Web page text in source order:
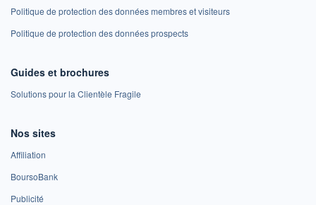
Politique de protection des données membres et visiteurs
Politique de protection des données prospects
Guides et brochures
Solutions pour la Clientèle Fragile
Nos sites
Affiliation
BoursoBank
Publicité